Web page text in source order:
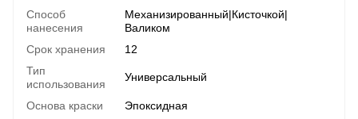
Способ
нанесения
Механизированный|Кисточкой|
Валиком
Срок хранения
12
Тип
использования
Универсальный
Основа краски
Эпоксидная